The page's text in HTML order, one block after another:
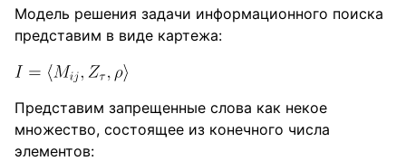
Модель решения задачи информационного поиска
представим в виде картежа:
Представим запрещенные слова как некое
множество, состоящее из конечного числа
элементов: